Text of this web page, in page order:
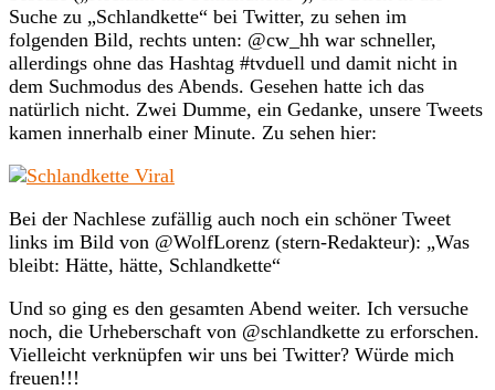
Suche zu „Schlandkette“ bei Twitter, zu sehen im
folgenden Bild, rechts unten: @cw_hh war schneller,
allerdings ohne das Hashtag #tvduell und damit nicht in
dem Suchmodus des Abends. Gesehen hatte ich das
natürlich nicht. Zwei Dumme, ein Gedanke, unsere Tweets
kamen innerhalb einer Minute. Zu sehen hier:
Bei der Nachlese zufällig auch noch ein schöner Tweet
links im Bild von @WolfLorenz (stern-Redakteur): „Was
bleibt: Hätte, hätte, Schlandkette“
Und so ging es den gesamten Abend weiter. Ich versuche
noch, die Urheberschaft von @schlandkette zu erforschen.
Vielleicht verknüpfen wir uns bei Twitter? Würde mich
freuen!!!